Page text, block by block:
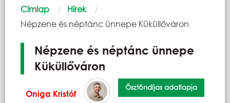
Morzsa
Címlap
Hírek
Current:
Népzene és néptánc ünnepe Küküllőváron
Népzene és néptánc ünnepe
Küküllőváron
Oniga Kristóf
Ösztöndíjas adatlapja